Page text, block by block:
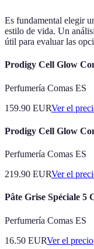
Es fundamental elegir
estilo de vida. Un
útil para evaluar las
Prodigy Cell Glow
Perfumería Comas ES
159.90 EURVer el
Prodigy Cell Glow
Perfumería Comas ES
219.90 EURVer el
Pâte Grise Spéciale 5
Perfumería Comas ES
16.50 EURVer el precio